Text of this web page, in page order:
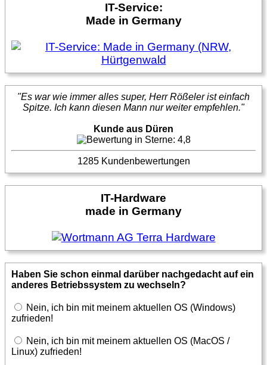
IT-Service:
Made in Germany
"Es war wie immer alles super, Herr Rößeler ist einfach
Spitze. Ich kann diesen Mann nur weiter empfehlen."
Kunde aus Düren
1285 Kundenbewertungen
IT-Hardware
made in Germany
Haben Sie schon einmal darüber nachgedacht auf ein
anderes Betriebssystem zu wechseln?
Nein, ich bin mit meinem aktuellen OS (Windows)
zufrieden!
Nein, ich bin mit meinem aktuellen OS (MacOS /
Linux) zufrieden!